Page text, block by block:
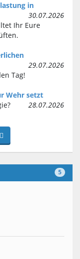
in
30.07.2026
Ihr Eure
29.07.2026
Tag!
Wehr setzt
28.07.2026
5